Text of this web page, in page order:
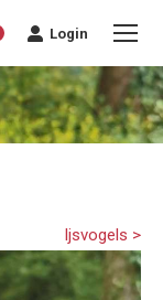
Login
Ijsvogels >